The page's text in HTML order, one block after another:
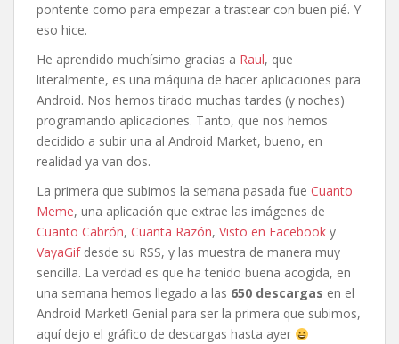
pontente como para empezar a trastear con buen pié. Y
eso hice.
He aprendido muchísimo gracias a Raul, que
literalmente, es una máquina de hacer aplicaciones para
Android. Nos hemos tirado muchas tardes (y noches)
programando aplicaciones. Tanto, que nos hemos
decidido a subir una al Android Market, bueno, en
realidad ya van dos.
La primera que subimos la semana pasada fue Cuanto
Meme, una aplicación que extrae las imágenes de
Cuanto Cabrón, Cuanta Razón, Visto en Facebook y
VayaGifdesde su RSS, y las muestra de manera muy
sencilla. La verdad es que ha tenido buena acogida, en
una semana hemos llegado a las 650 descargas en el
Android Market! Genial para ser la primera que subimos,
aquí dejo el gráfico de descargas hasta ayer